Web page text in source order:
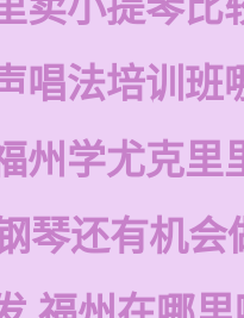
唱法培训班
州学尤克里
琴还有机会